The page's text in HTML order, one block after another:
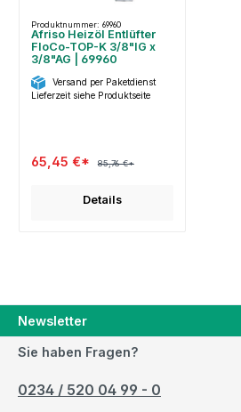
Produktnummer: 69960
Afriso Heizöl Entlüfter
FloCo-TOP-K 3/8"IG x
3/8"AG | 69960
Versand per Paketdienst
Lieferzeit siehe Produktseite
65,45 €* 85,76 €*
Details
Newsletter
Sie haben Fragen?
0234 / 520 04 99 - 0